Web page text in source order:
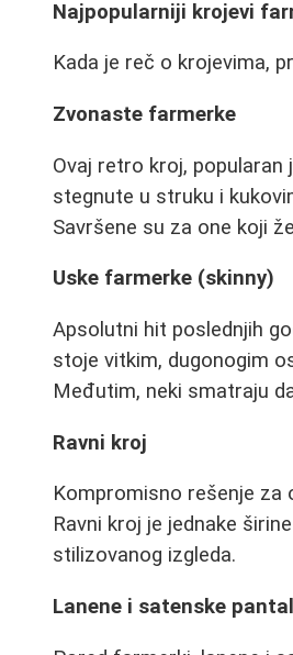
Najpopularniji krojevi
Kada je reč o krojevima,
Zvonaste farmerke
Ovaj retro kroj,
stegnute u struku i
Savršene su za one koji
Uske farmerke (skinny)
Apsolutni hit poslednjih
stoje vitkim, dugonogim
Međutim, neki smatraju
Ravni kroj
Kompromisno rešenje za
Ravni kroj je jednake
stilizovanog izgleda.
Lanene i satenske